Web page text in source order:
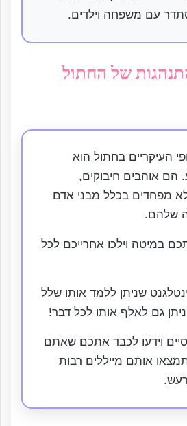
עם משפחה וילדים.
של החתול
העיקריים בחתול הוא
הם אוהבים חיבוקים,
מפחדים בכלל מבני אדם
שלהם.
במיטה וילכו אחרייכם לכל
שניתן ללמד אותו שלל
גם לאלף אותו לכל דבר!
וידעו לכבד אתכם שאתם
אותם מייללים רבות